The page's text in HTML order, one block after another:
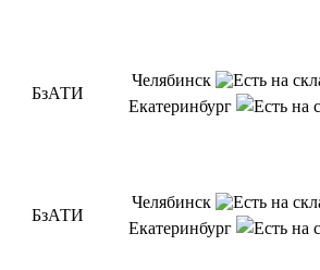
БзАТИ
Челябинск
Екатеринбург
БзАТИ
Челябинск
Екатеринбург